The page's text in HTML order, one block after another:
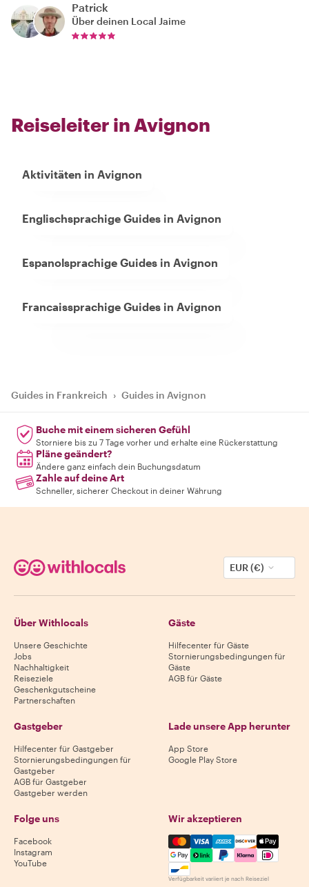
Patrick
Über deinen Local Jaime
Reiseleiter in Avignon
Aktivitäten in Avignon
Englischsprachige Guides in Avignon
Espanolsprachige Guides in Avignon
Francaissprachige Guides in Avignon
Guides in Frankreich › Guides in Avignon
Buche mit einem sicheren Gefühl
Storniere bis zu 7 Tage vorher und erhalte eine Rückerstattung
Pläne geändert?
Ändere ganz einfach dein Buchungsdatum
Zahle auf deine Art
Schneller, sicherer Checkout in deiner Währung
EUR (€)
Über Withlocals
Unsere Geschichte
Jobs
Nachhaltigkeit
Reiseziele
Geschenkgutscheine
Partnerschaften
Gäste
Hilfecenter für Gäste
Stornierungsbedingungen für
Gäste
AGB für Gäste
Gastgeber
Hilfecenter für Gastgeber
Stornierungsbedingungen für
Gastgeber
AGB für Gastgeber
Gastgeber werden
Lade unsere App herunter
App Store
Google Play Store
Folge uns
Facebook
Instagram
YouTube
Wir akzeptieren
Mastercard, Visa, Amex,
Verfügbarkeit variiert je nach Reiseziel